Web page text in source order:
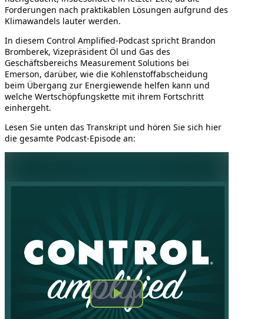
Forderungen nach praktikablen Lösungen aufgrund des
Klimawandels lauter werden.
In diesem Control Amplified-Podcast spricht Brandon
Bromberek, Vizepräsident Öl und Gas des
Geschäftsbereichs Measurement Solutions bei
Emerson, darüber, wie die Kohlenstoffabscheidung
beim Übergang zur Energiewende helfen kann und
welche Wertschöpfungskette mit ihrem Fortschritt
einhergeht.
Lesen Sie unten das Transkript und hören Sie sich hier
die gesamte Podcast-Episode an: